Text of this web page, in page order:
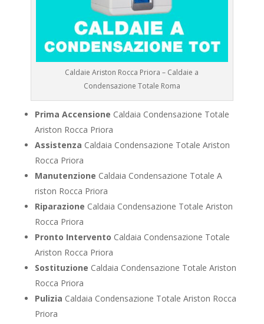
Caldaie Ariston Rocca Priora – Caldaie a
Condensazione Totale Roma
Prima Accensione Caldaia Condensazione Totale
Ariston Rocca Priora
Assistenza Caldaia Condensazione Totale Ariston
Rocca Priora
Manutenzione Caldaia Condensazione Totale A
riston Rocca Priora
Riparazione Caldaia Condensazione Totale Ariston
Rocca Priora
Pronto Intervento Caldaia Condensazione Totale
Ariston Rocca Priora
Sostituzione Caldaia Condensazione Totale Ariston
Rocca Priora
Pulizia Caldaia Condensazione Totale Ariston Rocca
Priora